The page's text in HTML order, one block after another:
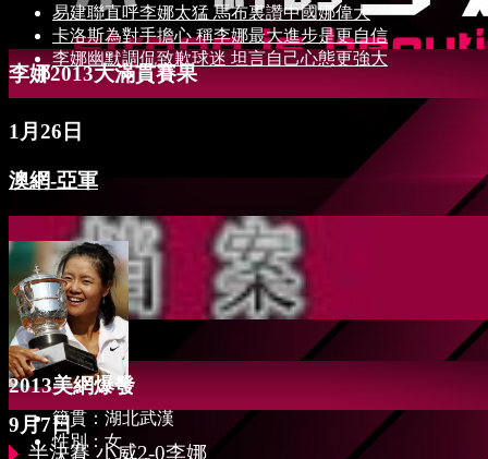
易建聯直呼李娜太猛 馬布裏讚中國娜偉大
卡洛斯為對手擔心 稱李娜最大進步是更自信
李娜幽默調侃致歉球迷 坦言自己心態更強大
李娜2013大滿貫賽果
1月26日
澳網-亞軍
5月30日
法網-第二輪
7月2日
溫網-八強
9月7日籍貫：湖北武漢
性別：女
2013美網爆發
半決賽 小威2-0李娜